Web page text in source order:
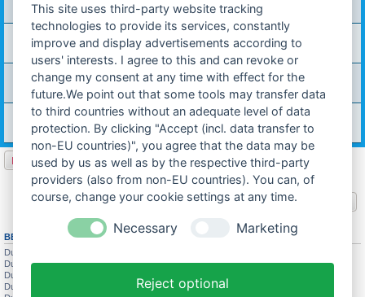
Letzter Beitrag vonkekses«08.12.2014 13:11
Antworten:1
Gabelfedern
Letzter Beitrag vonstefankausk«26.06.2014 12:39
Antworten:1
Rückholfeder vom Ständer
Letzter Beitrag von
26.03.2013 11:43
Antworten:1
gibs noch irgendwo ultra 80 tauchrohre
Letzter Beitrag vontechnik-ostfriese«23.10.2012 09:54
Antworten: 1
Neues Thema
12 Themen • Seite von
Gehe zu
BERECHTIGUNGEN IN DIESEM FORUM
Du darfst
Du darfstkeineAntworten zu Themen in diesem Forum erstellen.
Du darfst deine Beiträge in diesem Forum
Du darfst deine Beiträge in diesem Forumnichtlöschen.
This site uses third-party website tracking
technologies to provide its services, constantly
improve and display advertisements according to
users' interests. I agree to this and can revoke or
change my consent at any time with effect for the
future.We point out that some tools may transfer data
to third countries without an adequate level of data
protection. By clicking "Accept (incl. data transfer to
non-EU countries)", you agree that the data may be
used by us as well as by the respective third-party
providers (also from non-EU countries). You can, of
course, change your cookie settings at any time.
Necessary Marketing
Reject optional